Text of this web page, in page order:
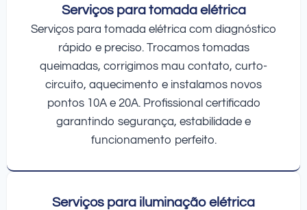
Serviços para tomada elétrica
Serviços para tomada elétrica com diagnóstico
rápido e preciso. Trocamos tomadas
queimadas, corrigimos mau contato, curto-
circuito, aquecimento e instalamos novos
pontos 10A e 20A. Profissional certificado
garantindo segurança, estabilidade e
funcionamento perfeito.
Serviços para iluminação elétrica